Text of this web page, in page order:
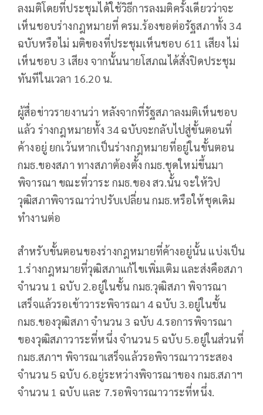
ลงมติโดยที่ประชุมได้ใช้วิธีการลงมติครั้งเดียวว่าจะ
เห็นชอบร่างกฎหมายที่ ครม.ร้องขอต่อรัฐสภาทั้ง 34
ฉบับหรือไม่ มติของที่ประชุมเห็นชอบ 611 เสียง ไม่
เห็นชอบ 3 เสียง จากนั้นนายโสภณได้สั่งปิดประชุม
ทันทีในเวลา 16.20 น.
ผู้สื่อข่าวรายงานว่า หลังจากที่รัฐสภาลงมติเห็นชอบ
แล้ว ร่างกฎหมายทั้ง 34 ฉบับจะกลับไปสู่ขั้นตอนที่
ค้างอยู่ ยกเว้นหากเป็นร่างกฎหมายที่อยู่ในขั้นตอน
กมธ.ของสภา ทางสภาต้องตั้ง กมธ.ชุดใหม่ขึ้นมา
พิจารณา ขณะที่วาระ กมธ.ของ สว.นั้น จะให้วิป
วุฒิสภาพิจารณาว่าปรับเปลี่ยน กมธ.หรือให้ชุดเดิม
ทำงานต่อ
สำหรับขั้นตอนของร่างกฎหมายที่ค้างอยู่นั้น แบ่งเป็น
1.ร่างกฎหมายที่วุฒิสภาแก้ไขเพิ่มเติม และส่งคือสภา
จำนวน 1 ฉบับ 2.อยู่ในชั้น กมธ.วุฒิสภา พิจารณา
เสร็จแล้วรอเข้าวาระพิจารณา 4 ฉบับ 3.อยู่ในชั้น
กมธ.ของวุฒิสภา จำนวน 3 ฉบับ 4.รอการพิจารณา
ของวุฒิสภาวาระที่หนึ่ง จำนวน 5 ฉบับ 5.อยู่ในส่วนที่
กมธ.สภาฯ พิจารณาเสร็จแล้วรอพิจารณาวาระสอง
จำนวน 5 ฉบับ 6.อยู่ระหว่างพิจารณาของ กมธ.สภาฯ
จำนวน 1 ฉบับ และ 7.รอพิจารณาวาระที่หนึ่ง.